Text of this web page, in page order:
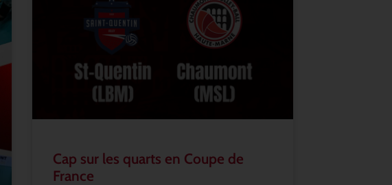
Cap sur les quarts en Coupe de
France